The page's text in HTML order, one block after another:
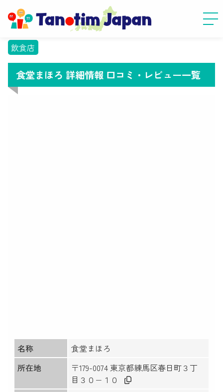
飲食店
食堂まほろ 詳細情報 口コミ・レビュー一覧
名称
食堂まほろ
所在地
〒179-0074 東京都練馬区春日町３丁
目３０−１０